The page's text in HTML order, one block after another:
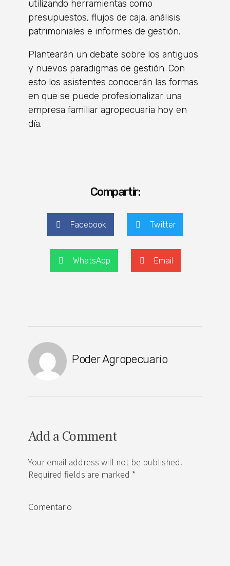
utilizando herramientas como
presupuestos, flujos de caja, análisis
patrimoniales e informes de gestión.
Plantearán un debate sobre los antiguos
y nuevos paradigmas de gestión. Con
esto los asistentes conocerán las formas
en que se puede profesionalizar una
empresa familiar agropecuaria hoy en
día.
Compartir:
Facebook Twitter
WhatsApp Email
Poder Agropecuario
Add a Comment
Your email address will not be published.
Required fields are marked *
Comentario